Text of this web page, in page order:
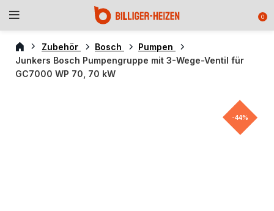
0
Zubehör Bosch
Pumpen
Junkers Bosch Pumpengruppe mit 3-Wege-Ventil für
GC7000 WP 70, 70 kW
-44%